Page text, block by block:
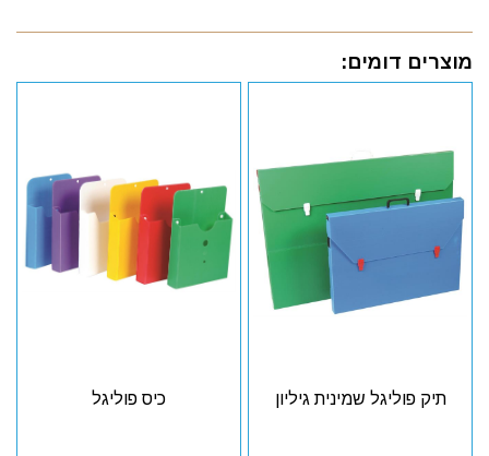
מוצרים דומים:
תיק פוליגל שמינית גיליון כיס פוליגל